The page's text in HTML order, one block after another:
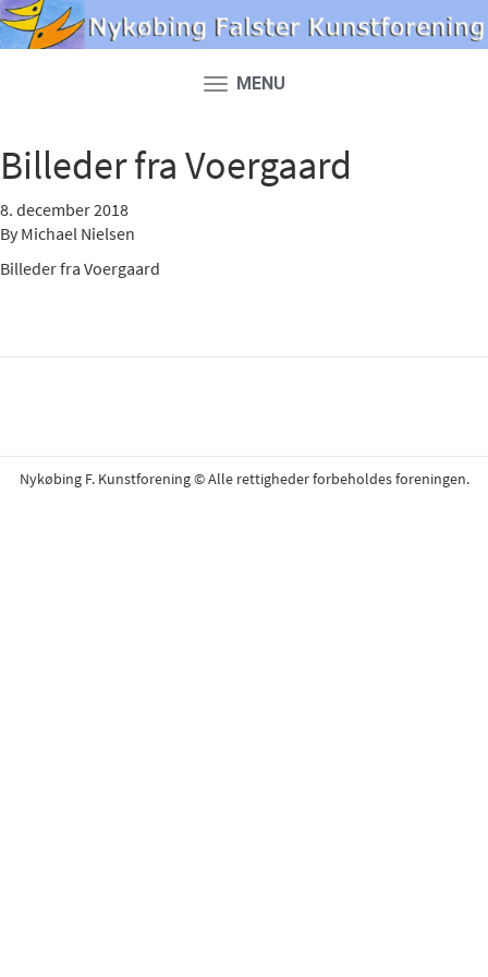
Toggle
MENU
Billeder fra Voergaard
8. december 2018
By Michael Nielsen
Billeder fra Voergaard
Nykøbing F. Kunstforening © Alle rettigheder forbeholdes foreningen.